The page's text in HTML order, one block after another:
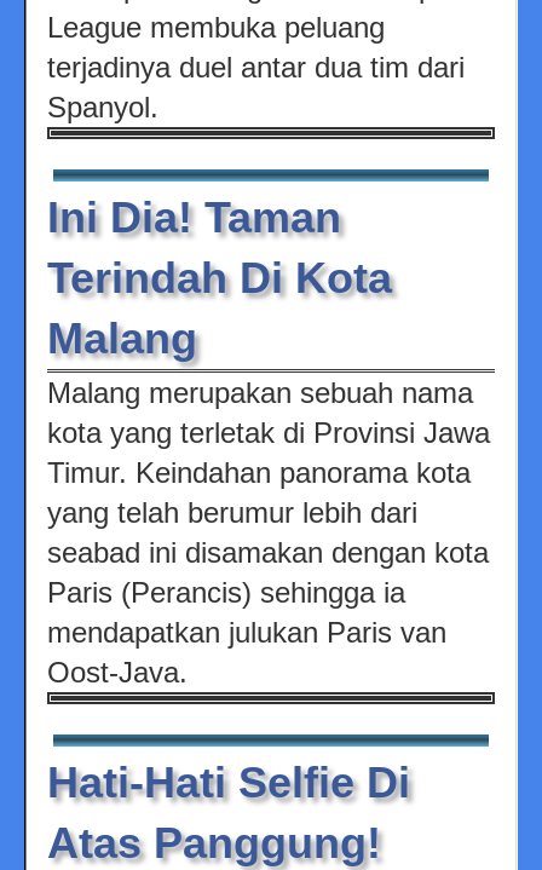
League membuka peluang
terjadinya duel antar dua tim dari
Spanyol.
Ini Dia! Taman
Terindah Di Kota
Malang
Malang merupakan sebuah nama
kota yang terletak di Provinsi Jawa
Timur. Keindahan panorama kota
yang telah berumur lebih dari
seabad ini disamakan dengan kota
Paris (Perancis) sehingga ia
mendapatkan julukan Paris van
Oost-Java.
Hati-Hati Selfie Di
Atas Panggung!